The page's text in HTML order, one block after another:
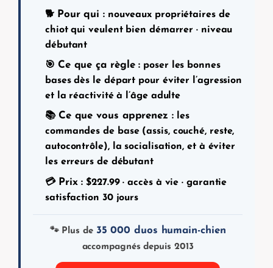
🐕 Pour qui :nouveaux propriétaires de
chiot qui veulent bien démarrer · niveau
débutant
🎯 Ce que ça règle : poser les bonnes
bases dès le départ pour éviter l’agression
et la réactivité à l’âge adulte
📚 Ce que vous apprenez :les
commandes de base (assis, couché, reste,
autocontrôle), la socialisation, et à éviter
les erreurs de débutant
💳 Prix : $227.99· accès à vie · garantie
satisfaction 30 jours
🐾 Plus de 35 000 duos humain-chien
accompagnés depuis 2013